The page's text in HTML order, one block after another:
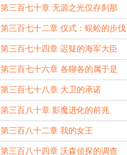
第三百七十章 无源之光仅存刹那
第三百七十二章 仪式：蜈蚣的步伐
第三百七十四章 迟疑的海军大臣
第三百七十六章 各聊各的属于是
第三百七十八章 大卫的承诺
第三百八十章 影魔进化的前兆
第三百八十二章 我的女王
第三百八十四章 沃森侦探的调查